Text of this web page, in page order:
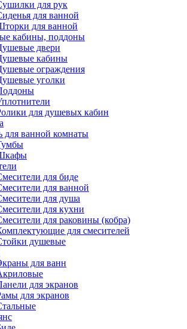
для рук
для ванной
для ванной
кабины, поддоны
двери
кабины
ограждения
уголки
для душевых кабин
для ванной комнаты
для биде
для ванной
для душа
для кухни
для раковины (кобра)
для смесителей
душевые
для ванн
для экранов
для экранов